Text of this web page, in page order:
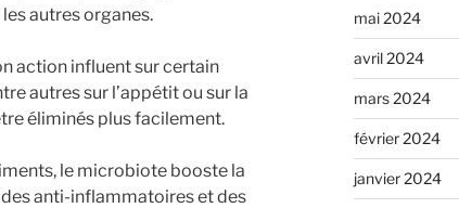
autres organes.
action influent sur certain
autres sur l’appétit ou sur la
éliminés plus facilement.
le microbiote booste la
anti-inflammatoires et des
mai 2024
avril 2024
mars 2024
février 2024
janvier 2024